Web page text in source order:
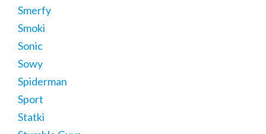
Smerfy
Smoki
Sonic
Sowy
Spiderman
Sport
Statki